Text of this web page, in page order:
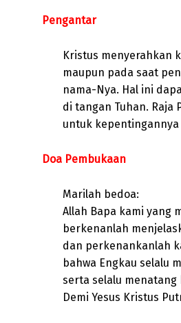
Pengantar
Kristus menyerahkan
maupun pada saat
nama-Nya. Hal ini
di tangan Tuhan. Raja
untuk
Doa Pembukaan
Marilah bedoa:
Allah Bapa kami yang
berkenanlah
dan perkenankanlah
bahwa Engkau selalu
serta selalu menatang
Demi Yesus Kristus